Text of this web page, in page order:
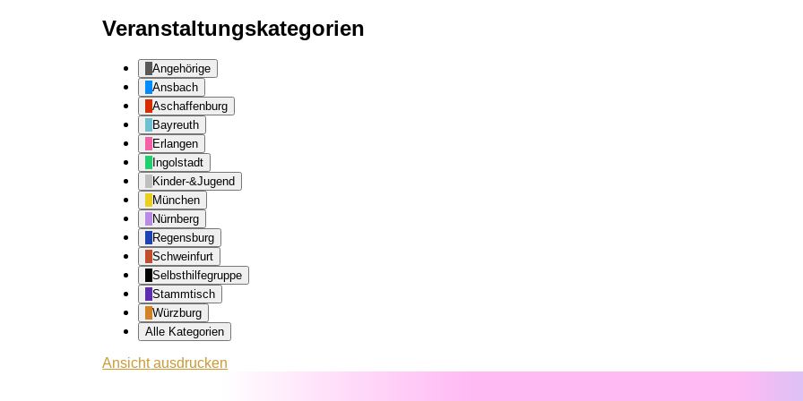
Veranstaltungskategorien
Angehörige
Ansbach
Aschaffenburg
Bayreuth
Erlangen
Ingolstadt
Kinder-&Jugend
München
Nürnberg
Regensburg
Schweinfurt
Selbsthilfegruppe
Stammtisch
Würzburg
Alle Kategorien
Ansichtausdrucken